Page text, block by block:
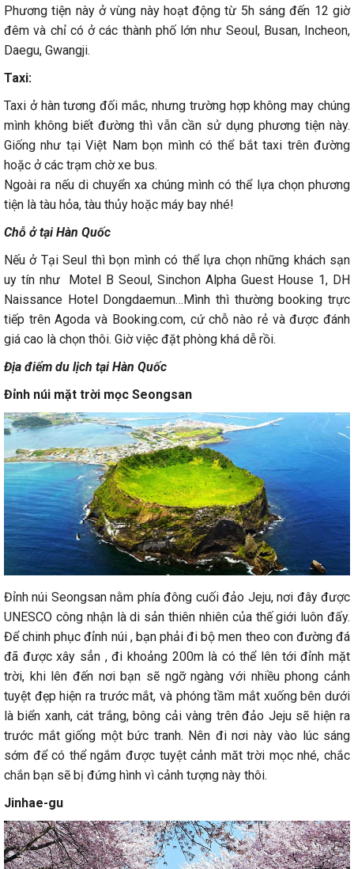
Phương tiện này ở vùng này hoạt động từ 5h sáng đến 12 giờ
đêm và chỉ có ở các thành phố lớn như Seoul, Busan, Incheon,
Daegu, Gwangji.
Taxi:
Taxi ở hàn tương đối mắc, nhưng trường hợp không may chúng
mình không biết đường thì vẫn cần sử dụng phương tiện này.
Giống như tại Việt Nam bọn mình có thể bắt taxi trên đường
hoặc ở các trạm chờ xe bus.
Ngoài ra nếu di chuyển xa chúng mình có thể lựa chọn phương
tiện là tàu hỏa, tàu thủy hoặc máy bay nhé!
Chỗ ở tại Hàn Quốc
Nếu ở Tại Seul thì bọn mình có thể lựa chọn những khách sạn
uy tín như Motel B Seoul, Sinchon Alpha Guest House 1, DH
Naissance Hotel Dongdaemun…Mình thì thường booking trực
tiếp trên Agoda và Booking.com, cứ chỗ nào rẻ và được đánh
giá cao là chọn thôi. Giờ việc đặt phòng khá dễ rồi.
Địa điểm du lịch tại Hàn Quốc
Đỉnh núi mặt trời mọc Seongsan
Đỉnh núi Seongsan nằm phía đông cuối đảo Jeju, nơi đây được
UNESCO công nhận là di sản thiên nhiên của thế giới luôn đấy.
Để chinh phục đỉnh núi , bạn phải đi bộ men theo con đường đá
đã được xây sẳn , đi khoảng 200m là có thể lên tới đỉnh mặt
trời, khi lên đến nơi bạn sẽ ngỡ ngàng với nhiều phong cảnh
tuyệt đẹp hiện ra trước mắt, và phóng tầm mắt xuống bên dưới
là biển xanh, cát trắng, bông cải vàng trên đảo Jeju sẽ hiện ra
trước mắt giống một bức tranh. Nên đi nơi này vào lúc sáng
sớm để có thể ngắm được tuyệt cảnh măt trời mọc nhé, chắc
chắn bạn sẽ bị đứng hình vì cảnh tượng này thôi.
Jinhae-gu